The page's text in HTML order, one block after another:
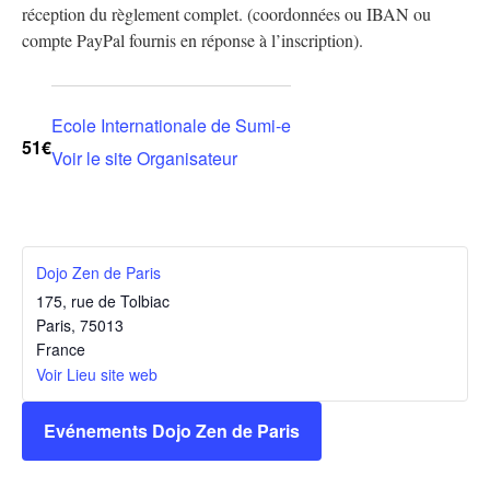
réception du règlement complet. (coordonnées ou IBAN ou
compte PayPal fournis en réponse à l’inscription).
51€
Ecole Internationale de Sumi-e
Voir le site Organisateur
Dojo Zen de Paris
175, rue de Tolbiac
Paris, 75013
France
Voir Lieu site web
Evénements Dojo Zen de Paris